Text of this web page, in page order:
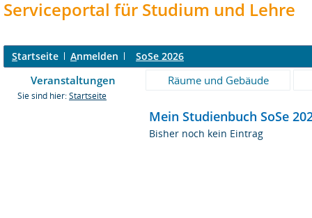
Serviceportal für Studium und Lehre
Startseite Anmelden SoSe 2026
Veranstaltungen Räume und Gebäude
Sie sind hier: Startseite
Mein Studienbuch SoSe
Bisher noch kein Eintrag